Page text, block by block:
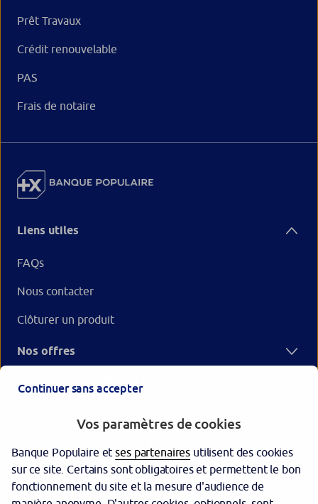
Prêt Travaux
Crédit renouvelable
PAS
Frais de notaire
Liens utiles
FAQs
Nous contacter
Clôturer un produit
Nos offres
Continuer sans accepter
Vos paramètres de cookies
Banque Populaire etses partenaires utilisent des cookies
sur ce site. Certains sont obligatoires et permettent le bon
fonctionnement du site et la mesure d'audience de